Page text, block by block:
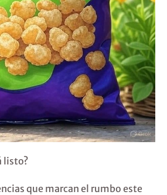
listo?
que marcan el rumbo este